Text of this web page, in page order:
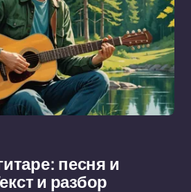
песня и
и разбор